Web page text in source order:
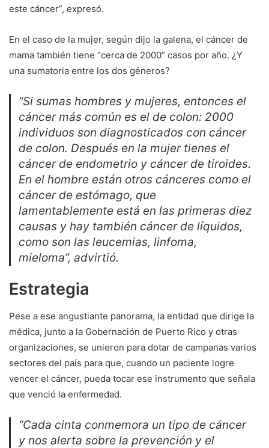
este cáncer”, expresó.
En el caso de la mujer, según dijo la galena, el cáncer de
mama también tiene “cerca de 2000” casos por año. ¿Y
una sumatoria entre los dos géneros?
“Si sumas hombres y mujeres, entonces el
cáncer más común es el de colon: 2000
individuos son diagnosticados con cáncer
de colon. Después en la mujer tienes el
cáncer de endometrio y cáncer de tiroides.
En el hombre están otros cánceres como el
cáncer de estómago, que
lamentablemente está en las primeras diez
causas y hay también cáncer de líquidos,
como son las leucemias, linfoma,
mieloma”, advirtió.
Estrategia
Pese a ese angustiante panorama, la entidad que dirige la
médica, junto a la Gobernación de Puerto Rico y otras
organizaciones, se unieron para dotar de campanas varios
sectores del país para que, cuando un paciente logre
vencer el cáncer, pueda tocar ese instrumento que señala
que venció la enfermedad.
“Cada cinta conmemora un tipo de cáncer
y nos alerta sobre la prevención y el